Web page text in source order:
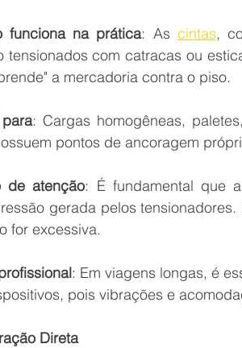
funciona na prática: As cintas,
tensionados com catracas ou
a mercadoria contra o piso.
: Cargas homogêneas,
pontos de ancoragem
de atenção: É fundamental que
gerada pelos
for excessiva.
: Em viagens longas, é
pois vibrações e
Direta